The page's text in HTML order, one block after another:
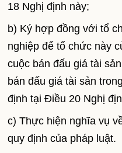
18 Nghị định này;
b) Ký hợp đồng với tổ
nghiệp để tổ chức này
cuộc bán đấu giá tài
bán đấu giá tài sản
định tại Điều 20 Nghị
c) Thực hiện nghĩa vụ
quy định của pháp luật.